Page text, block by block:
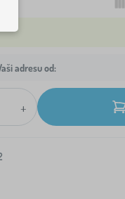
adresu od:
+